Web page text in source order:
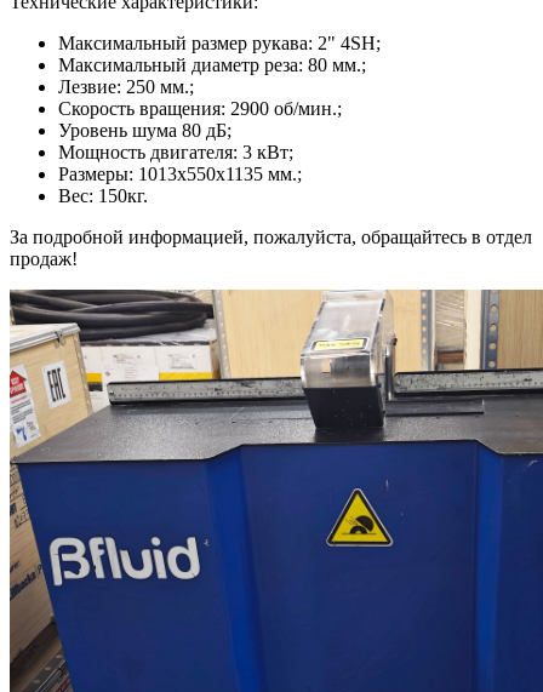
Максимальный размер рукава: 2" 4SH;
Максимальный диаметр реза: 80 мм.;
Лезвие: 250 мм.;
Скорость вращения: 2900 об/мин.;
Уровень шума 80 дБ;
Мощность двигателя: 3 кВт;
Размеры: 1013х550х1135 мм.;
Вес: 150кг.
За подробной информацией, пожалуйста, обращайтесь в отдел
продаж!